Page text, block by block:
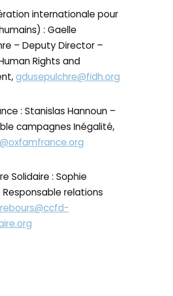
internationale pour
: Gaelle
– Deputy Director –
Rights and
gdusepulchre@fidh.org
: Stanislas Hannoun –
campagnes Inégalité,
Solidaire : Sophie
Responsable relations